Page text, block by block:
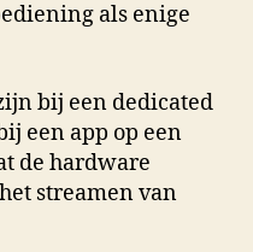
als enige
bij een dedicated
een app op een
de hardware
streamen van